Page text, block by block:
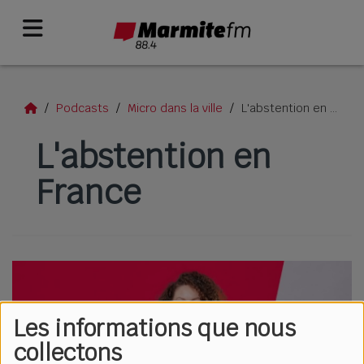
Les informations que nous
collectons
Podcasts Micro dans la ville L'abstention en France
L'abstention en
France